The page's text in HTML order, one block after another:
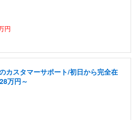
円
カスタマーサポート/初日から完全在
万円～